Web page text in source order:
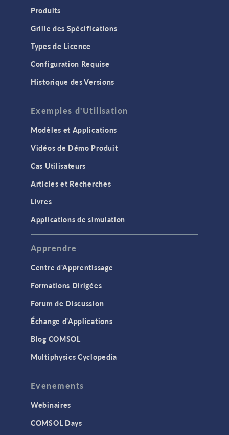
Produits
Grille des Spécifications
Types de Licence
Configuration Requise
Historique des Versions
Exemples d'Utilisation
Modèles et Applications
Vidéos de Démo Produit
Cas Utilisateurs
Articles et Recherches
Livres
Applications de simulation
Apprendre
Centre d'Apprentissage
Formations Dirigées
Forum de Discussion
Échange d'Applications
Blog COMSOL
Multiphysics Cyclopedia
Evenements
Webinaires
COMSOL Days